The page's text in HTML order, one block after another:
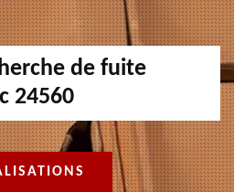
de fuite
24560